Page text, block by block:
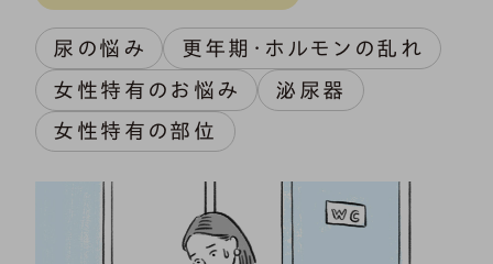
尿の悩み
更年期・ホルモンの乱れ
女性特有のお悩み
泌尿器
女性特有の部位